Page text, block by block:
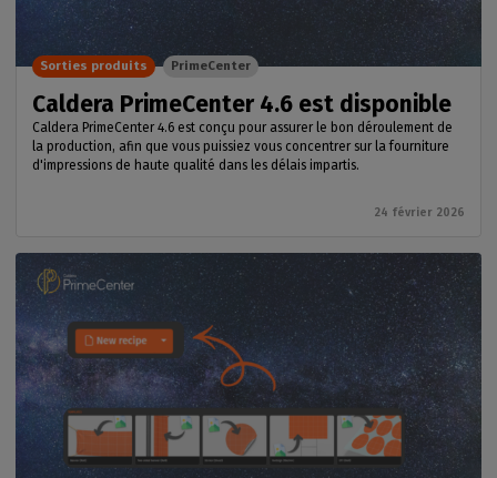
Caldera PrimeCenter 4.6 est disponible
Caldera PrimeCenter 4.6 est conçu pour assurer le bon déroulement de
la production, afin que vous puissiez vous concentrer sur la fourniture
d'impressions de haute qualité dans les délais impartis.
24 février 2026
Sorties produits PrimeCenter